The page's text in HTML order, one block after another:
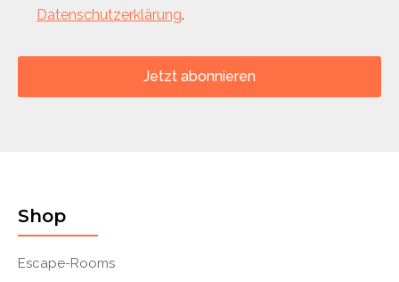
Datenschutzerklärung.
Jetzt abonnieren
Shop
Escape-Rooms